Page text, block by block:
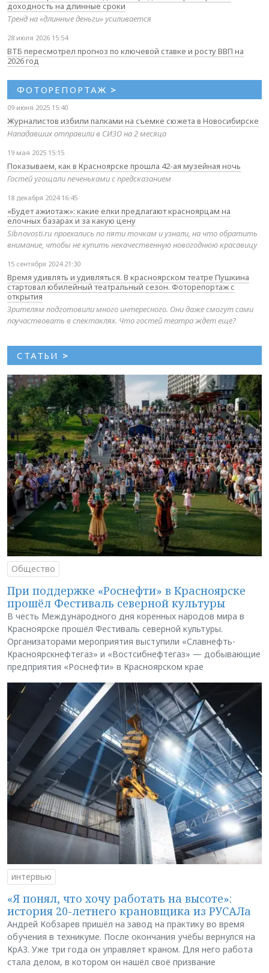
доходность на длинные сроки
Тренд на «длинные деньги» усиливается
28 июля 2026 15:54
ВТБ пересмотрел прогноз по ключевой ставке и росту ВВП на
2026 год
ФОТОРЕПОРТАЖ >
09 июня 2025 15:40
Журналистов избили палками на съемке сюжета в Новосибирске
Нападавших отправили в СИЗО на 2 месяца
19 мая 2025 15:15
Показываем, как в Красноярске прошла 42-ая музейная ночь
Гостей угощали печеньками с предсказанием
18 декабря 2024 16:45
«Будет ажиотаж»: какие елки предлагают красноярцам на
елочных базарах и за какую цену
Sibnovosti.ru проехались по пяти точкам и узнали, на что обратить
внимание, чтобы не купить некачественную новогоднюю красавицу
15 сентября 2024 21:30
Время удивлять и удивляться. В красноярском театре Пушкина
стартовал юбилейный театральный сезон. Фоторепортаж с
открытия
Зрителям подготовили много интересного. Они даже смогут сами
поучаствовать в спектаклях. Что гостей театра ждет еще?
СТАТЬИ >
Общество
При поддержке «Роснефти» в Красноярске
прошёл Фестиваль северной культуры
В честь Международного дня коренных народов мира в
Красноярске прошёл Фестиваль северной культуры.
Организаторами мероприятия выступили «Славнефть-
Красноярскнефтегаз» и «Востсибнефтегаз» — добывающие
предприятия «Роснефти» в Красноярском крае
интервью
«Я понял, что хочу работать на высоте»:
история 20-летнего крановщика из РУСАЛа
Андрей Кобзарев пришёл на завод на практику во время
обучения в техникуме. После окончания учёбы вернулся на
КрАЗ. Уже три года он управляет краном. Для него работа
стала делом, в котором он нашёл своё призвание